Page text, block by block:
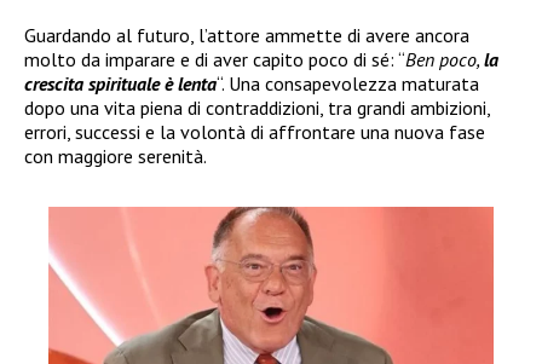
Guardando al futuro, l’attore ammette di avere ancora
molto da imparare e di aver capito poco di sé: “Ben poco, la
crescita spirituale è lenta“. Una consapevolezza maturata
dopo una vita piena di contraddizioni, tra grandi ambizioni,
errori, successi e la volontà di affrontare una nuova fase
con maggiore serenità.